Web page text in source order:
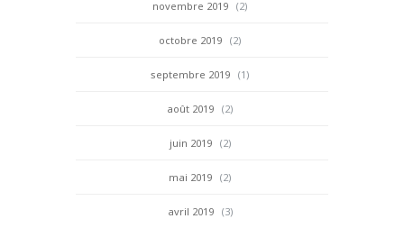
novembre 2019 (2)
octobre 2019 (2)
septembre 2019 (1)
août 2019 (2)
juin 2019 (2)
mai 2019 (2)
avril 2019 (3)